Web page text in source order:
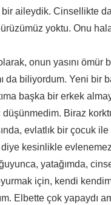
aileydik. Cinsellikte
yoktu. Onu
onun yasını ömür
da biliyordum. Yeni bir
başka bir erkek
Biraz
evlatlık bir çocuk ile
kesinlikle
yatağımda,
için, kendi
Elbette çok yapaydı